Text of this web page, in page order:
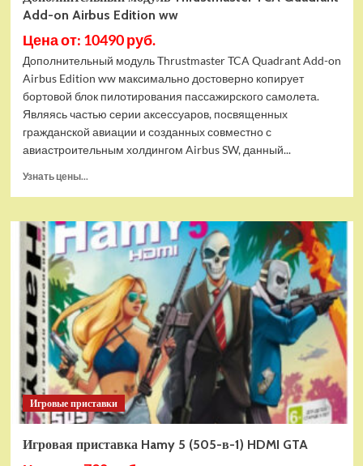
Add-on Airbus Edition ww
Цена от: 10490 руб.
Дополнительный модуль Thrustmaster TCA Quadrant Add-on
Airbus Edition ww максимально достоверно копирует
бортовой блок пилотирования пассажирского самолета.
Являясь частью серии аксессуаров, посвященных
гражданской авиации и созданных совместно с
авиастроительным холдингом Airbus SW, данный...
Узнать цены...
Дополнительный
модуль
Thrustmaster
Quadrant
Add-
on
Airbus
Edition
ww
Игровые приставки
Игровая приставка Hamy 5 (505-в-1) HDMI GTA